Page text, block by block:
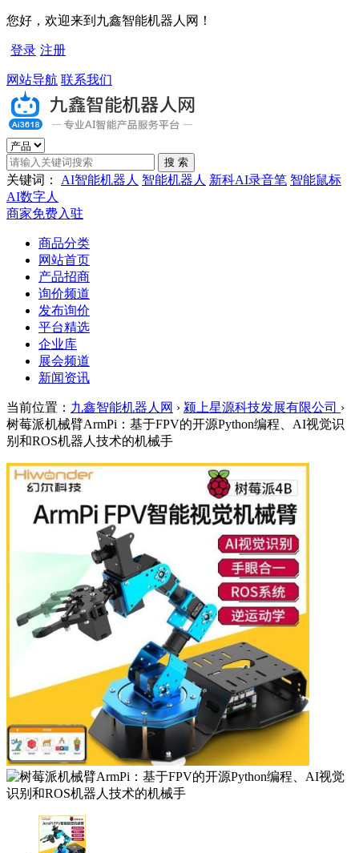
您好，欢迎来到九鑫智能机器人网！
登录 注册
网站导航 联系我们
关键词： AI智能机器人 智能机器人 新科AI录音笔 智能鼠标
AI数字人
商家免费入驻
商品分类
网站首页
产品招商
询价频道
发布询价
平台精选
企业库
展会频道
新闻资讯
当前位置： 九鑫智能机器人网 › 颍上星源科技发展有限公司 ›
树莓派机械臂ArmPi：基于FPV的开源Python编程、AI视觉识
别和ROS机器人技术的机械手